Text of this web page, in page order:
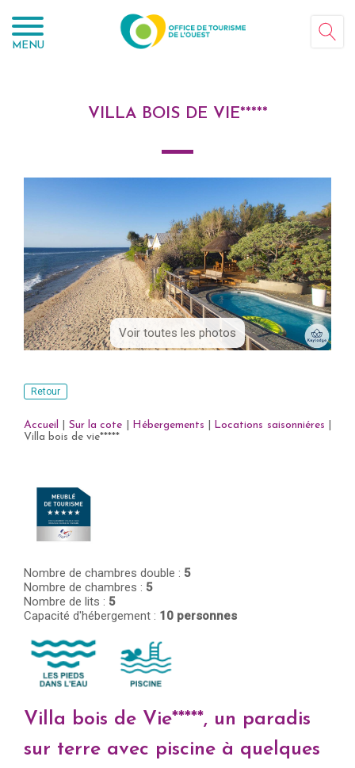
MENU
VILLA BOIS DE VIE*****
Voir toutes les photos
Retour
Accueil Sur la cote Hébergements Locations saisonniéres
Villa bois de vie*****
Nombre de chambres double : 5
Nombre de chambres : 5
Nombre de lits : 5
Capacité d'hébergement : 10 personnes
Villa bois de Vie*****, un paradis
sur terre avec piscine à quelques